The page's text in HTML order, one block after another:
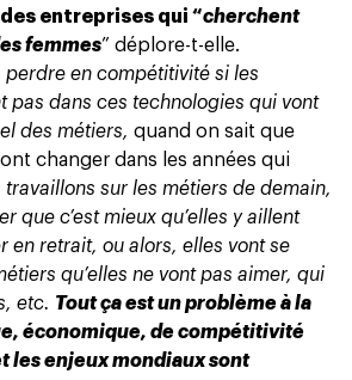
entreprises qui “cherchent
femmes” déplore-t-elle.
perdre en compétitivité si les
pas dans ces technologies qui vont
des métiers, quand on sait que
changer dans les années qui
travaillons sur les métiers de demain,
que c’est mieux qu’elles y aillent
en retrait, ou alors, elles vont se
qu’elles ne vont pas aimer, qui
etc. Tout ça est un problème à la
économique, de compétitivité
les enjeux mondiaux sont